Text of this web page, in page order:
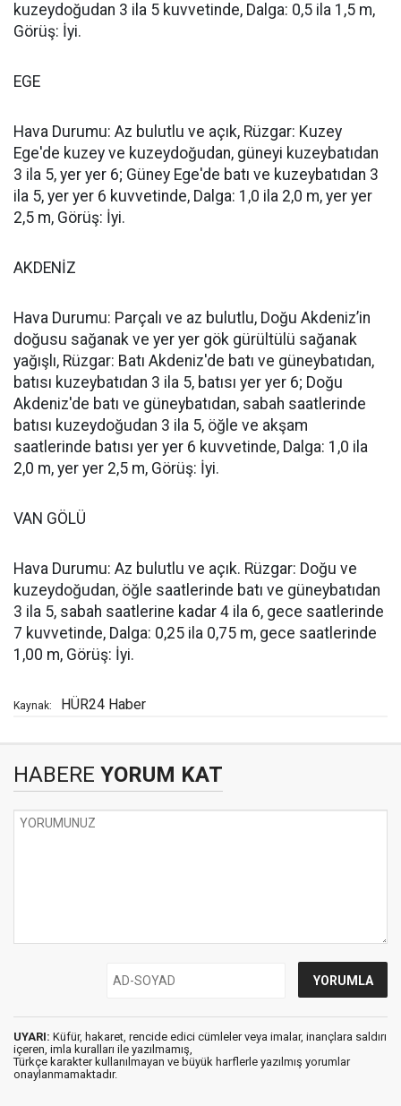
kuzeydoğudan 3 ila 5 kuvvetinde, Dalga: 0,5 ila 1,5 m,
Görüş: İyi.
EGE
Hava Durumu: Az bulutlu ve açık, Rüzgar: Kuzey
Ege'de kuzey ve kuzeydoğudan, güneyi kuzeybatıdan
3 ila 5, yer yer 6; Güney Ege'de batı ve kuzeybatıdan 3
ila 5, yer yer 6 kuvvetinde, Dalga: 1,0 ila 2,0 m, yer yer
2,5 m, Görüş: İyi.
AKDENİZ
Hava Durumu: Parçalı ve az bulutlu, Doğu Akdeniz’in
doğusu sağanak ve yer yer gök gürültülü sağanak
yağışlı, Rüzgar: Batı Akdeniz'de batı ve güneybatıdan,
batısı kuzeybatıdan 3 ila 5, batısı yer yer 6; Doğu
Akdeniz'de batı ve güneybatıdan, sabah saatlerinde
batısı kuzeydoğudan 3 ila 5, öğle ve akşam
saatlerinde batısı yer yer 6 kuvvetinde, Dalga: 1,0 ila
2,0 m, yer yer 2,5 m, Görüş: İyi.
VAN GÖLÜ
Hava Durumu: Az bulutlu ve açık. Rüzgar: Doğu ve
kuzeydoğudan, öğle saatlerinde batı ve güneybatıdan
3 ila 5, sabah saatlerine kadar 4 ila 6, gece saatlerinde
7 kuvvetinde, Dalga: 0,25 ila 0,75 m, gece saatlerinde
1,00 m, Görüş: İyi.
Kaynak: HÜR24 Haber
HABERE YORUM KAT
UYARI: Küfür, hakaret, rencide edici cümleler veya imalar, inançlara saldırı
içeren, imla kuralları ile yazılmamış,
Türkçe karakter kullanılmayan ve büyük harflerle yazılmış yorumlar
onaylanmamaktadır.